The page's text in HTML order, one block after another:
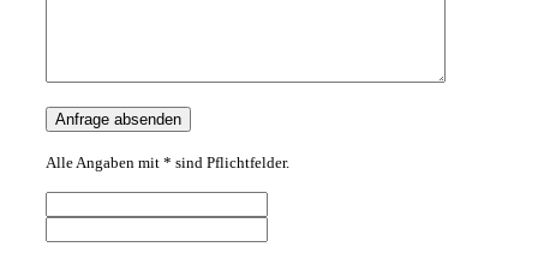
Alle Angaben mit * sind Pflichtfelder.